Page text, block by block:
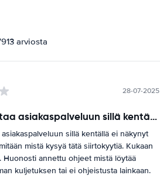
arviosta
28-07-2025
Yritin soittaa asiakaspalveluun sillä kentällä
sillä kentällä ei näkynyt
mistä kysyä tätä siirtokyytiä. Kukaan
Huonosti annettu ohjeet mistä löytää
kuljetuksen tai ei ohjeistusta lainkaan.